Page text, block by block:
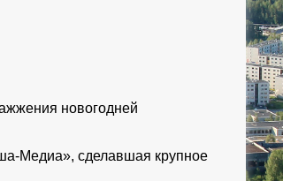
новогодней
Медиа», сделавшая крупное